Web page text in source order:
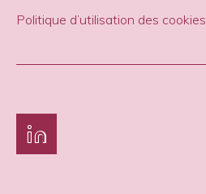
Politique d’utilisation des cookies